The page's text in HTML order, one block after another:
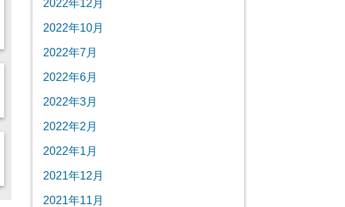
2022年12月
2022年10月
2022年7月
2022年6月
2022年3月
2022年2月
2022年1月
2021年12月
2021年11月